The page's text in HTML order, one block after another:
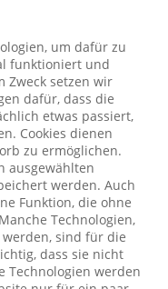
um dafür zu
funktioniert und
Zweck setzen wir
dafür, dass die
etwas passiert,
Cookies dienen
zu ermöglichen.
ausgewählten
werden. Auch
Funktion, die ohne
Technologien,
sind für die
dass sie nicht
Technologien werden